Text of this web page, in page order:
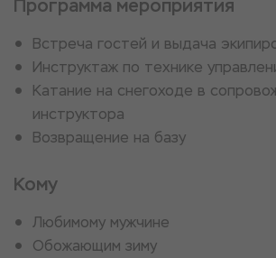
Программа мероприятия
Встреча гостей и выдача
Инструктаж по технике
Катание на снегоходе в
инструктора
Возвращение на базу
Кому
Любимому мужчине
Обожающим зиму